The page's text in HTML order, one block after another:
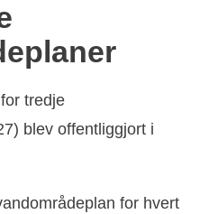
tredje
blev offentliggjort i
for hvert